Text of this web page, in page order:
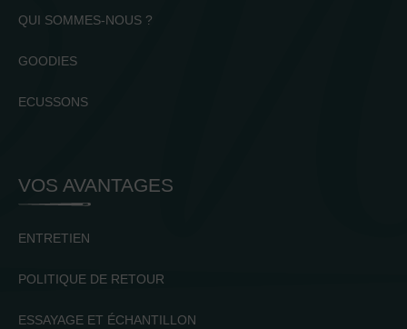
QUI SOMMES-NOUS ?
GOODIES
ECUSSONS
VOS AVANTAGES
ENTRETIEN
POLITIQUE DE RETOUR
ESSAYAGE ET ÉCHANTILLON